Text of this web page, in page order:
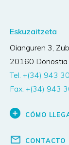
Eskuzaitzeta
Oianguren 3,
20160
Tel. +(34) 943
Fax. +(34) 943
CÓMO
CONTACTO